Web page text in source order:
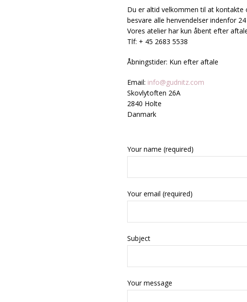
Du er altid velkommen til at
besvare alle henvendelser indenfor
Vores atelier har kun åbent efter
Tlf: + 45 2683 5538
Åbningstider: Kun efter aftale
Email: info@gudnitz.com
Skovlytoften 26A
2840 Holte
Danmark
Your name (required)
Your email (required)
Subject
Your message